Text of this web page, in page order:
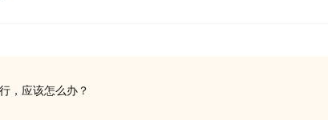
，应该怎么办？